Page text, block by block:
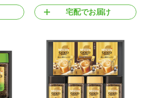
宅配でお届け